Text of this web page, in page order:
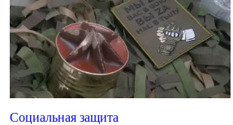
Социальная защита